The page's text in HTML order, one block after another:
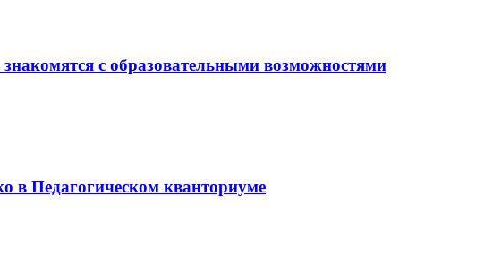
с образовательными возможностями
в Педагогическом кванториуме